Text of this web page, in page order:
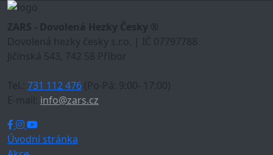
ZARS - Dovolená Hezky Česky ®
Dovolená hezky česky s.r.o. | IČ 07797788
Jičínská 543, 742 58 Příbor
Tel.: 731 112 476 (Po-Pá: 9:00- 17:00)
E-mail: info@zars.cz
Úvodní stránka